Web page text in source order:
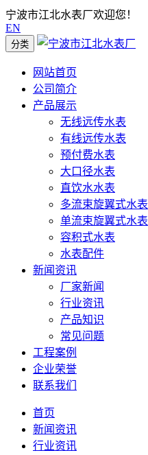
宁波市江北水表厂欢迎您！
EN
分类
网站首页
公司简介
产品展示
无线远传水表
有线远传水表
预付费水表
大口径水表
直饮水水表
多流束旋翼式水表
单流束旋翼式水表
容积式水表
水表配件
新闻资讯
厂家新闻
行业资讯
产品知识
常见问题
工程案例
企业荣誉
联系我们
首页
新闻资讯
行业资讯